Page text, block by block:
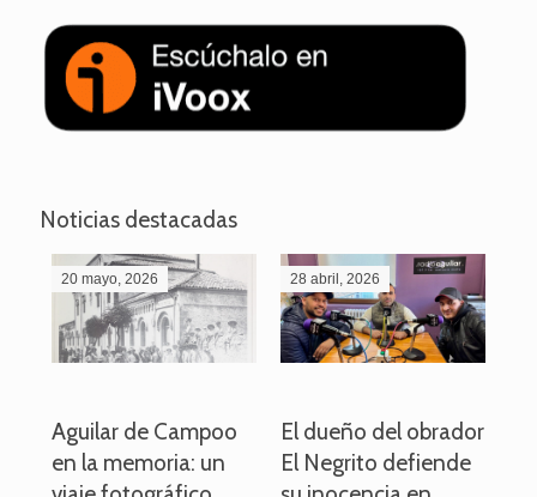
Noticias destacadas
20 mayo, 2026
Aguilar de Campoo
en la memoria: un
28 abril, 2026
El dueño del obrador
El Negrito defiende